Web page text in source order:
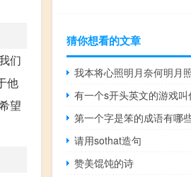
们
他
望
猜你想看的文章
我本将心照明月奈何明月
有一个s开头英文的游戏叫
第一个字是笨的成语有哪
请用sothat造句
赞美馄饨的诗